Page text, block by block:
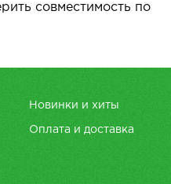
совместимость по
Новинки и хиты
Оплата и доставка